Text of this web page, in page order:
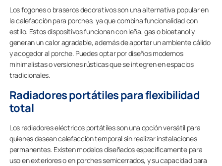
Los fogones o braseros decorativos son una alternativa popular en
la calefacción para porches, ya que combina funcionalidad con
estilo. Estos dispositivos funcionan con leña, gas o bioetanol y
generan un calor agradable, además de aportar un ambiente cálido
y acogedor al porche. Puedes optar por diseños modernos
minimalistas o versiones rústicas que se integren en espacios
tradicionales.
Radiadores portátiles para flexibilidad
total
Los radiadores eléctricos portátiles son una opción versátil para
quienes desean calefacción temporal sin realizar instalaciones
permanentes. Existen modelos diseñados específicamente para
uso en exteriores o en porches semicerrados, y su capacidad para